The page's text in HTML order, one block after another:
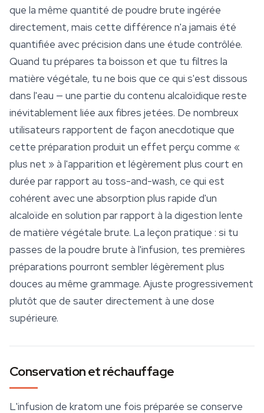
que la même quantité de poudre brute ingérée
directement, mais cette différence n'a jamais été
quantifiée avec précision dans une étude contrôlée.
Quand tu prépares ta boisson et que tu filtres la
matière végétale, tu ne bois que ce qui s'est dissous
dans l'eau — une partie du contenu alcaloïdique reste
inévitablement liée aux fibres jetées. De nombreux
utilisateurs rapportent de façon anecdotique que
cette préparation produit un effet perçu comme «
plus net » à l'apparition et légèrement plus court en
durée par rapport au toss-and-wash, ce qui est
cohérent avec une absorption plus rapide d'un
alcaloïde en solution par rapport à la digestion lente
de matière végétale brute. La leçon pratique : si tu
passes de la poudre brute à l'infusion, tes premières
préparations pourront sembler légèrement plus
douces au même grammage. Ajuste progressivement
plutôt que de sauter directement à une dose
supérieure.
Conservation et réchauffage
L'infusion de kratom une fois préparée se conserve